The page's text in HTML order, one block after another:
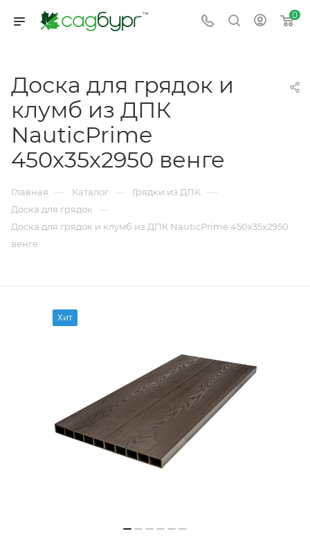
0
Доска для грядок и
клумб из ДПК
NauticPrime
450х35х2950 венге
Главная — Каталог — Грядки из ДПК —
Доска для грядок —
Доска для грядок и клумб из ДПК NauticPrime 450х35х2950
венге
Хит